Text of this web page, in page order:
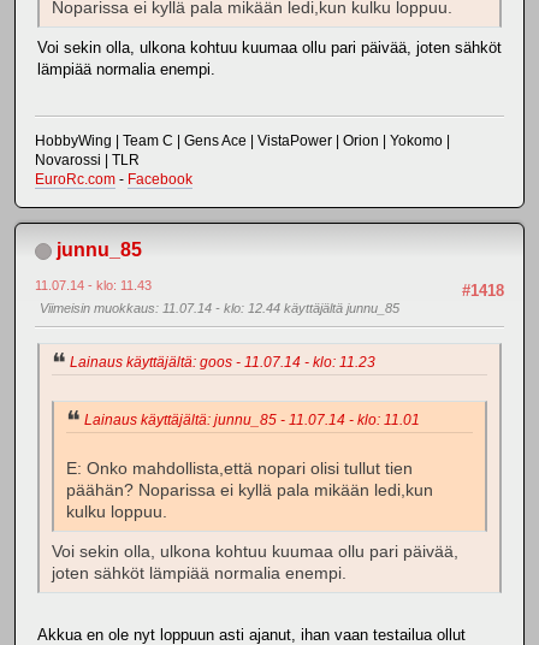
Noparissa ei kyllä pala mikään ledi,kun kulku loppuu.
Voi sekin olla, ulkona kohtuu kuumaa ollu pari päivää, joten sähköt
lämpiää normalia enempi.
HobbyWing | Team C | Gens Ace | VistaPower | Orion | Yokomo |
Novarossi | TLR
EuroRc.com - Facebook
junnu_85
#1418
11.07.14 - klo: 11.43
Viimeisin muokkaus: 11.07.14 - klo: 12.44 käyttäjältä junnu_85
Lainaus käyttäjältä: goos - 11.07.14 - klo: 11.23
Lainaus käyttäjältä: junnu_85 - 11.07.14 - klo: 11.01
E: Onko mahdollista,että nopari olisi tullut tien
päähän? Noparissa ei kyllä pala mikään ledi,kun
kulku loppuu.
Voi sekin olla, ulkona kohtuu kuumaa ollu pari päivää,
joten sähköt lämpiää normalia enempi.
Akkua en ole nyt loppuun asti ajanut, ihan vaan testailua ollut